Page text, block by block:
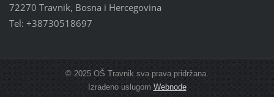
72270 Travnik, Bosna i Hercegovina
Tel: +38730518697
© 2025 OŠ Travnik sva prava pridržana.
Izrađeno uslugom Webnode